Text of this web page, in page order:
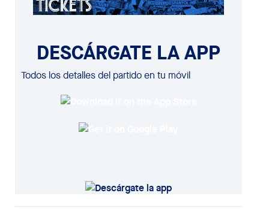
DESCÁRGATE LA APP
Todos los detalles del partido en tu móvil